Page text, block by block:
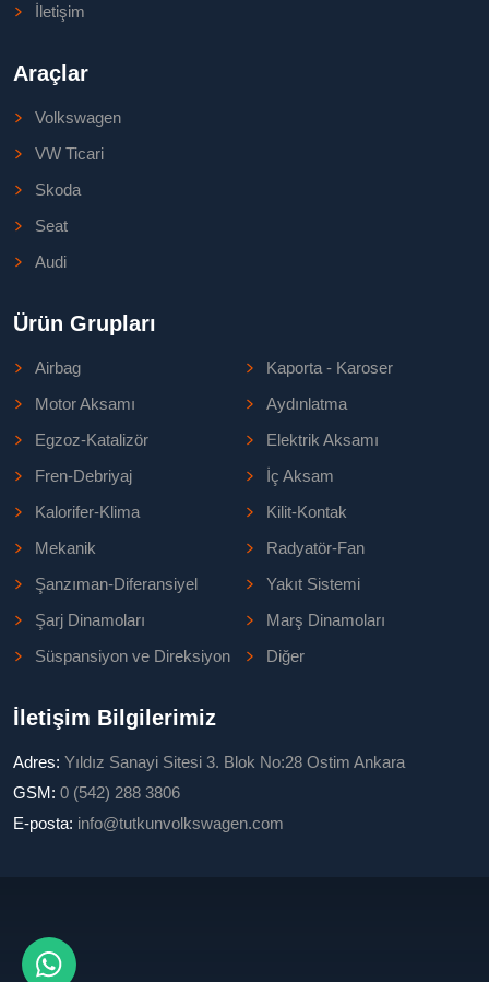
İletişim
Araçlar
Volkswagen
VW Ticari
Skoda
Seat
Audi
Ürün Grupları
Airbag
Kaporta - Karoser
Motor Aksamı
Aydınlatma
Egzoz-Katalizör
Elektrik Aksamı
Fren-Debriyaj
İç Aksam
Kalorifer-Klima
Kilit-Kontak
Mekanik
Radyatör-Fan
Şanzıman-Diferansiyel
Yakıt Sistemi
Şarj Dinamoları
Marş Dinamoları
Süspansiyon ve Direksiyon
Diğer
İletişim Bilgilerimiz
Adres: Yıldız Sanayi Sitesi 3. Blok No:28 Ostim Ankara
GSM: 0 (542) 288 3806
E-posta: info@tutkunvolkswagen.com